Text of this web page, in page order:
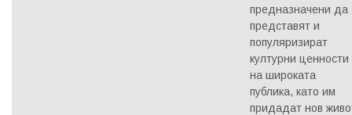
предназначени да
представят и
популяризират
културни ценности
на широката
публика, като им
придадат нов